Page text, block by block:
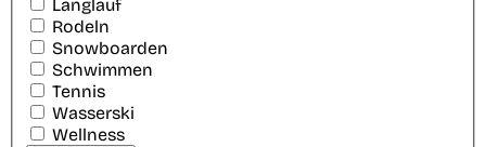
Langlauf
Rodeln
Snowboarden
Schwimmen
Tennis
Wasserski
Wellness